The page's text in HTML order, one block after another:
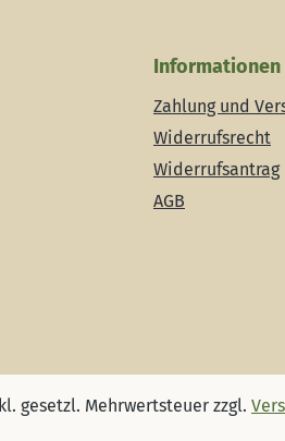
Informationen
Zahlung und
Widerrufsrecht
Widerrufsantrag
AGB
gesetzl. Mehrwertsteuer zzgl.